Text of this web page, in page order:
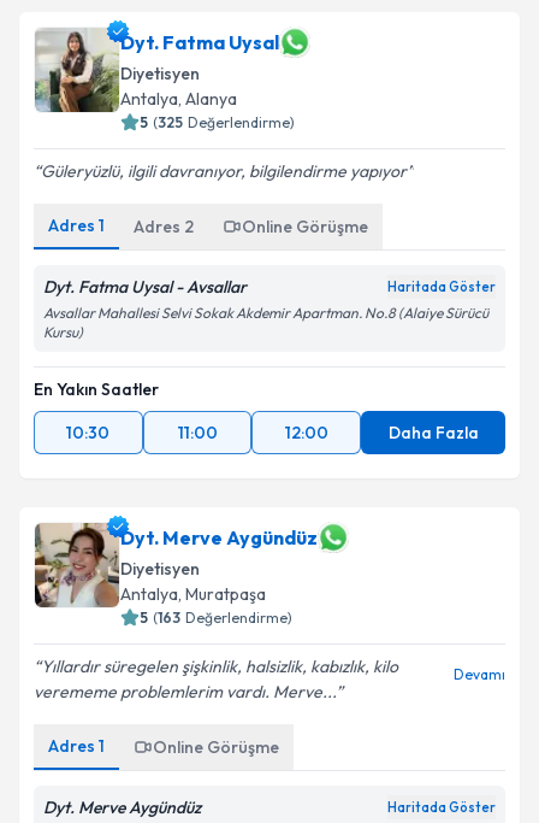
Dyt. Fatma Uysal
Diyetisyen
Antalya, Alanya
5 (325 Değerlendirme)
Güleryüzlü, ilgili davranıyor, bilgilendirme yapıyor
Adres 1 Adres 2 Online Görüşme
Dyt. Fatma Uysal - Avsallar Haritada Göster
Avsallar Mahallesi Selvi Sokak Akdemir Apartman. No.8 (Alaiye Sürücü
Kursu)
En Yakın Saatler
10:30
11:00 12:00 Daha Fazla
Dyt. Merve Aygündüz
Diyetisyen
Antalya, Muratpaşa
5 (163 Değerlendirme)
Yıllardır süregelen şişkinlik, halsizlik, kabızlık, kilo
verememe problemlerim vardı. Merve...
Devamı
Adres 1 Online Görüşme
Dyt. Merve Aygündüz Haritada Göster